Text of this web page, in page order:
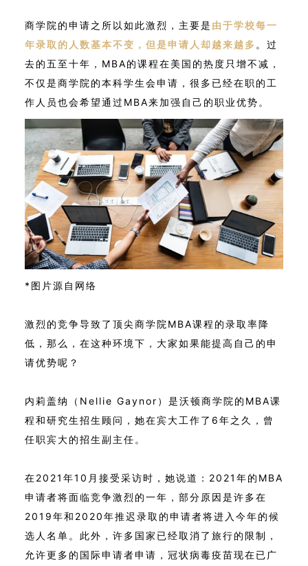
商学院的申请之所以如此激烈，主要是 由于学校每一
年录取的人数基本不变，但是申请人却越来越多 。过
去的五至十年，MBA的课程在美国的热度只增不减，
不仅是商学院的本科学生会申请，很多已经在职的工
作人员也会希望通过MBA来加强自己的职业优势。
*图片源自网络
激烈的竞争导致了顶尖商学院MBA课程的录取率降
低，那么，在这种环境下，大家如果能提高自己的申
请优势呢？
内莉盖纳（Nellie Gaynor）是沃顿商学院的MBA课
程和研究生招生顾问，她在宾大工作了6年之久，曾
任职宾大的招生副主任。
在2021年10月接受采访时，她说道：2021年的MBA
申请者将面临竞争激烈的一年，部分原因是许多在
2019年和2020年推迟录取的申请者将进入今年的候
选人名单。此外，许多国家已经取消了旅行的限制，
允许更多的国际申请者申请，冠状病毒疫苗现在已广